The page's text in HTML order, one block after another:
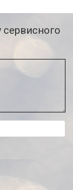
сервисного